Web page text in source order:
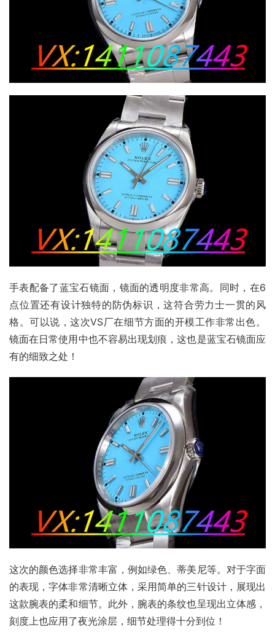
手表配备了蓝宝石镜面，镜面的透明度非常高。同时，在6
点位置还有设计独特的防伪标识，这符合劳力士一贯的风
格。可以说，这次VS厂在细节方面的开模工作非常出色。
镜面在日常使用中也不容易出现划痕，这也是蓝宝石镜面应
有的细致之处！
这次的颜色选择非常丰富，例如绿色、蒂美尼等。对于字面
的表现，字体非常清晰立体，采用简单的三针设计，展现出
这款腕表的柔和细节。此外，腕表的条纹也呈现出立体感，
刻度上也应用了夜光涂层，细节处理得十分到位！